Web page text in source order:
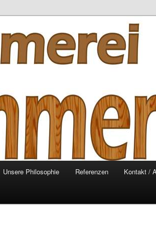
Unsere Philosophie Referenzen Kontakt /